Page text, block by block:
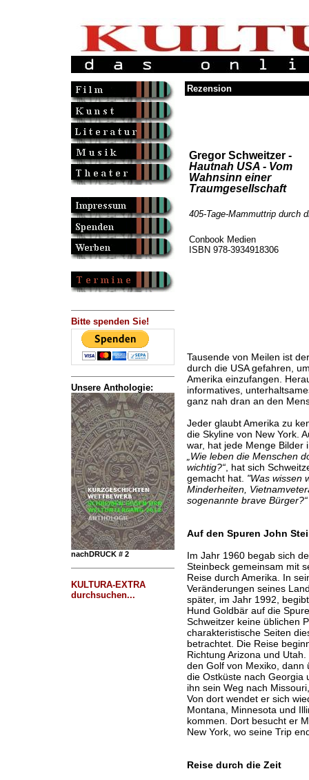
Bitte spenden Sie!
Unsere Anthologie:
nachDRUCK # 2
KULTURA-EXTRA
durchsuchen...
Rezension
Gregor Schweitzer -
Hautnah USA - Vom
Wahnsinn einer
Traumgesellschaft
405-Tage-Mammuttrip durch
Conbook Medien
ISBN 978-3934918306
Tausende von Meilen ist
durch die USA gefahren,
Amerika einzufangen.
informatives,
ganz nah dran an den
Jeder glaubt Amerika zu
die Skyline von New York.
war, hat jede Menge Bilder
„Wie leben die Menschen
wichtig?“, hat sich
gemacht hat. "Was wissen
Minderheiten,
sogenannte brave Bürger?“
Auf den Spuren John
Im Jahr 1960 begab sich
Steinbeck gemeinsam mit
Reise durch Amerika. In
Veränderungen seines
später, im Jahr 1992,
Hund Goldbär auf die
Schweitzer keine üblichen
charakteristische Seiten
betrachtet. Die Reise
Richtung Arizona und
den Golf von Mexiko, dann
die Ostküste nach Georgia
ihn sein Weg nach
Von dort wendet er sich
Montana, Minnesota und
kommen. Dort besucht er
New York, wo seine Trip
Reise durch die Zeit